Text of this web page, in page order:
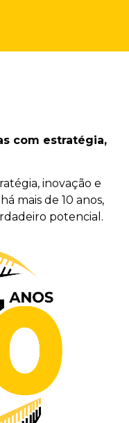
com estratégia,
inovação e
mais de 10 anos,
potencial.